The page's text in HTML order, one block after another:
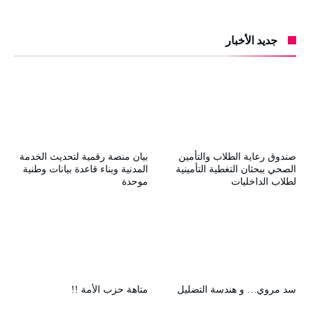
جديد الأخبار
بيان منصة رقمية لتحديث الخدمة
المدنية وبناء قاعدة بيانات وطنية
موحدة
صندوق رعاية الطلاب والتأمين
الصحي يبحثان التغطية التأمينية
لطلاب الداخليات
متاهة حزب الأمة !! سد مروي… و هندسة التضليل